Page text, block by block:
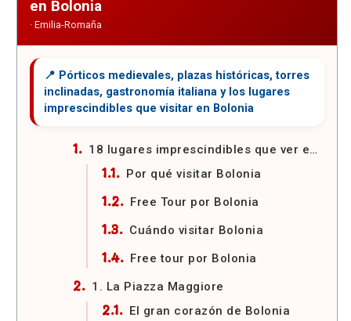
en Bolonia
18 lugares imprescindibles que ver en Bolonia
Por qué visitar Bolonia
Free Tour por Bolonia
Cuándo visitar Bolonia
Free tour por Bolonia
1. La Piazza Maggiore
El gran corazón de Bolonia